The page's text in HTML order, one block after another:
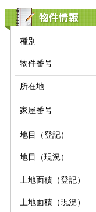
物件情報
種別
物件番号
所在地
家屋番号
地目（登記）
地目（現況）
土地面積（登記）
土地面積（現況）